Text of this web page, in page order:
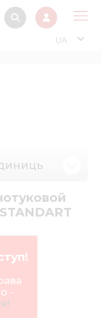
Інформація
Інформація
UA
-